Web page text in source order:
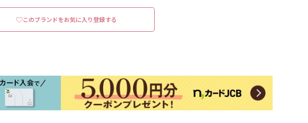
このブランドをお気に入り登録する